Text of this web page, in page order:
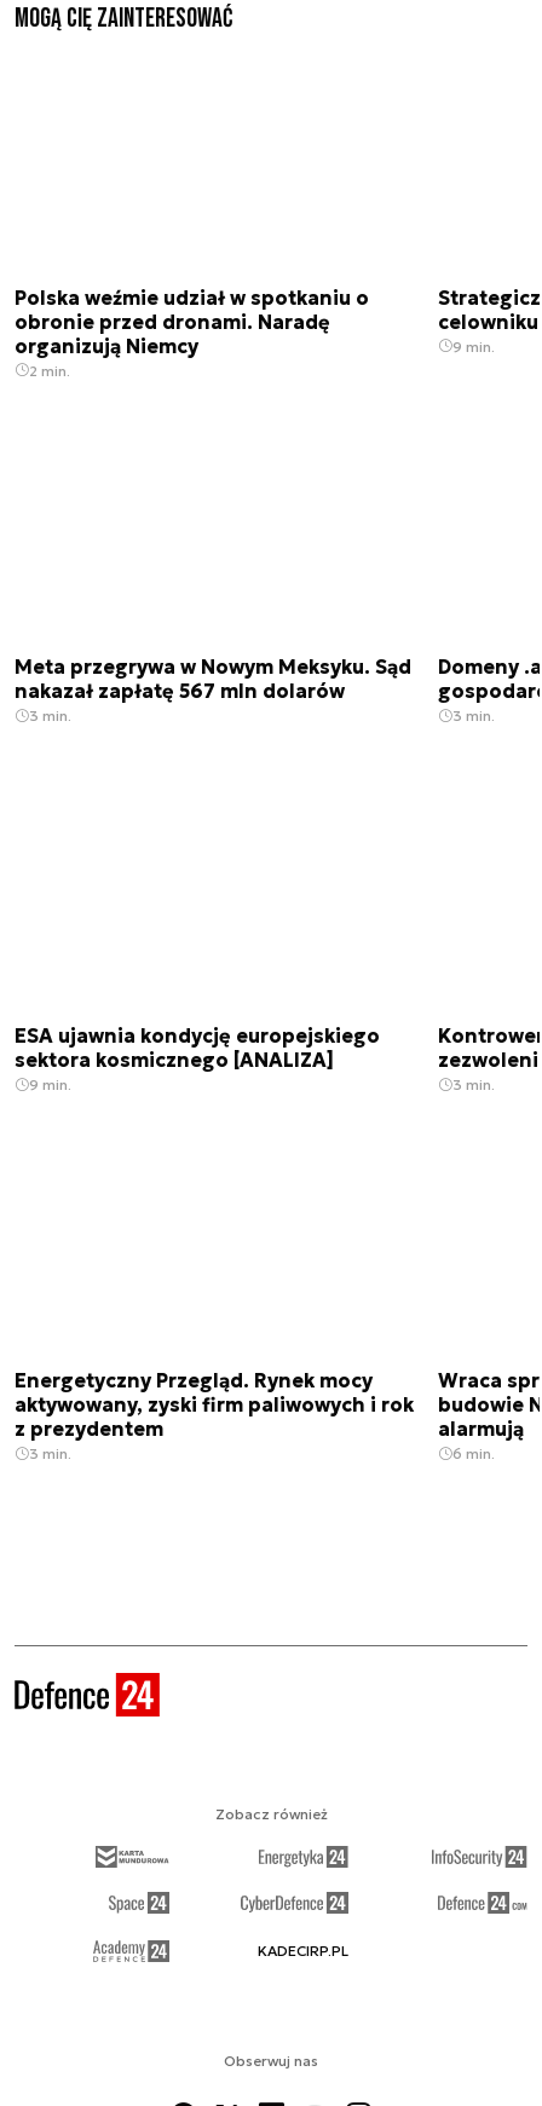
Mogą Cię zainteresować
Polska weźmie udział w spotkaniu o
obronie przed dronami. Naradę
organizują Niemcy
2 min.
9 min.
Meta przegrywa w Nowym Meksyku. Sąd
nakazał zapłatę 567 mln dolarów
3 min.
Domeny
3 min.
ESA ujawnia kondycję europejskiego
sektora kosmicznego [ANALIZA]
9 min. 3 min.
Energetyczny Przegląd. Rynek mocy
aktywowany, zyski firm paliwowych i rok
z prezydentem
3 min.
Wraca
budowie
alarmują
6 min.
Obserwuj nas
Zobacz również
KADECIRP.PL